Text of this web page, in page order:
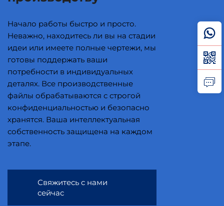
Начало работы быстро и просто.
Неважно, находитесь ли вы на стадии
идеи или имеете полные чертежи, мы
готовы поддержать ваши
потребности в индивидуальных
деталях. Все производственные
файлы обрабатываются с строгой
конфиденциальностью и безопасно
хранятся. Ваша интеллектуальная
собственность защищена на каждом
этапе.
Свяжитесь с нами
сейчас